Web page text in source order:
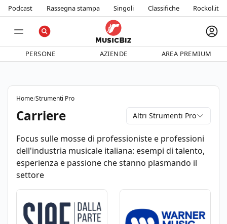
Podcast Rassegna stampa Singoli Classifiche Rockol.it
PERSONE AZIENDE AREA PREMIUM
Home/Strumenti Pro
Carriere Altri Strumenti Pro
Focus sulle mosse di professioniste e professioni
dell'industria musicale italiana: esempi di talento,
esperienza e passione che stanno plasmando il
settore